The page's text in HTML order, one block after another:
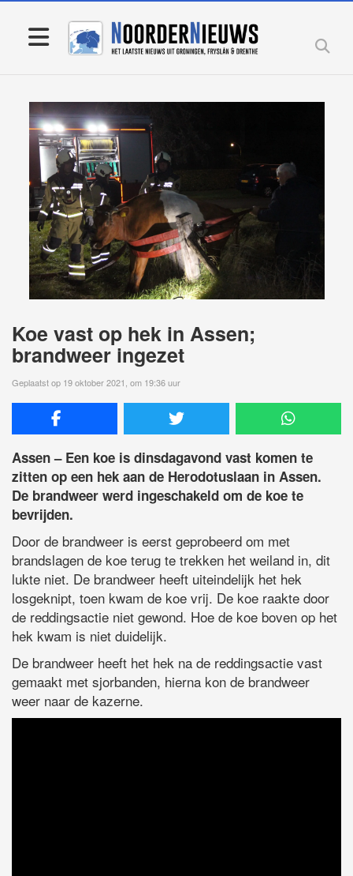
Koe vast op hek in Assen;
brandweer ingezet
Geplaatst op 19 oktober 2021, om 19:36 uur
Assen – Een koe is dinsdagavond vast komen te
zitten op een hek aan de Herodotuslaan in Assen.
De brandweer werd ingeschakeld om de koe te
bevrijden.
Door de brandweer is eerst geprobeerd om met
brandslagen de koe terug te trekken het weiland in, dit
lukte niet. De brandweer heeft uiteindelijk het hek
losgeknipt, toen kwam de koe vrij. De koe raakte door
de reddingsactie niet gewond. Hoe de koe boven op het
hek kwam is niet duidelijk.
De brandweer heeft het hek na de reddingsactie vast
gemaakt met sjorbanden, hierna kon de brandweer
weer naar de kazerne.